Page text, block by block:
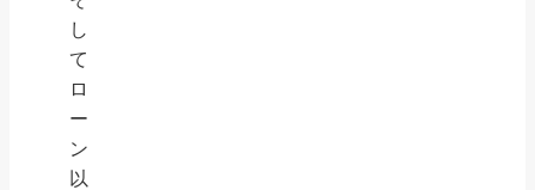
し
て
ロ
ー
ン
以